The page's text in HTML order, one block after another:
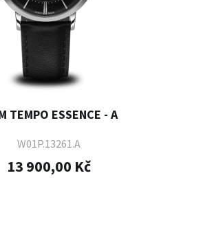
TEMPO ESSENCE - A
W01P.13261.A
13 900,00 Kč